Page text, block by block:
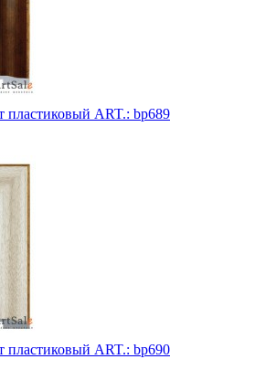
пластиковый ART.: bp689
пластиковый ART.: bp690